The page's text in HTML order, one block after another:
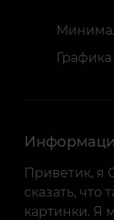
Графика
Приветик, я
сказать, что
картинки. Я